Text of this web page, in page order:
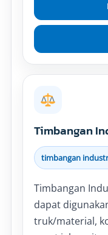
Timbangan
timbangan
Timbangan
dapat
truk/material,